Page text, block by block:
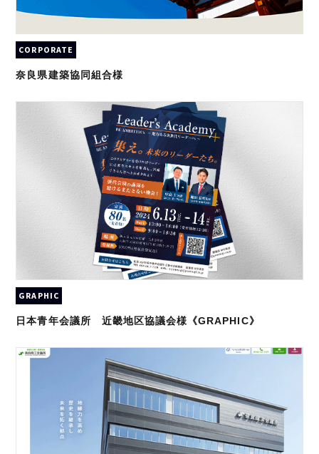
CORPORATE
奈良県建築協同組合様
GRAPHIC
日本青年会議所 近畿地区協議会様《GRAPHIC》